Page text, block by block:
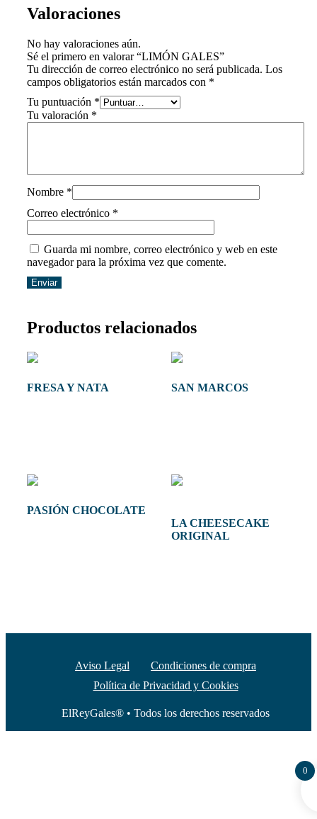
Valoraciones
No hay valoraciones aún.
Sé el primero en valorar “LIMÓN GALES”
Tu dirección de correo electrónico no será publicada. Los
campos obligatorios están marcados con *
Tu puntuación *
Tu valoración *
Nombre *
Correo electrónico *
Guarda mi nombre, correo electrónico y web en este
navegador para la próxima vez que comente.
Productos relacionados
FRESA Y NATA SAN MARCOS
PASIÓN CHOCOLATE
LA CHEESECAKE
ORIGINAL
Aviso Legal
Condiciones de compra
Política de Privacidad y Cookies
ElReyGales® • Todos los derechos reservados
0